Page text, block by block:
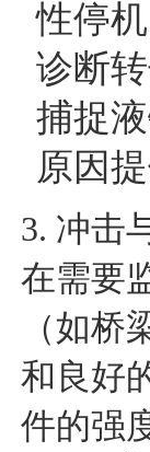
性停
诊断
捕捉
原因
3. 冲击
在需要
（如
和良好
件的强